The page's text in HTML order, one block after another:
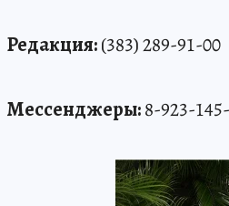
Редакция:(383) 289-91-00
Мессенджеры:8-923-